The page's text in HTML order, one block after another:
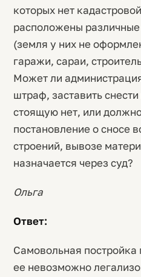
которых нет
расположены
(земля у них не
гаражи, сараи,
Может ли
штраф, заставить
стоящую нет, или
постановление о сносе
строений, вывозе
назначается через суд?
Ольга
Ответ:
Самовольная постройка
ее невозможно